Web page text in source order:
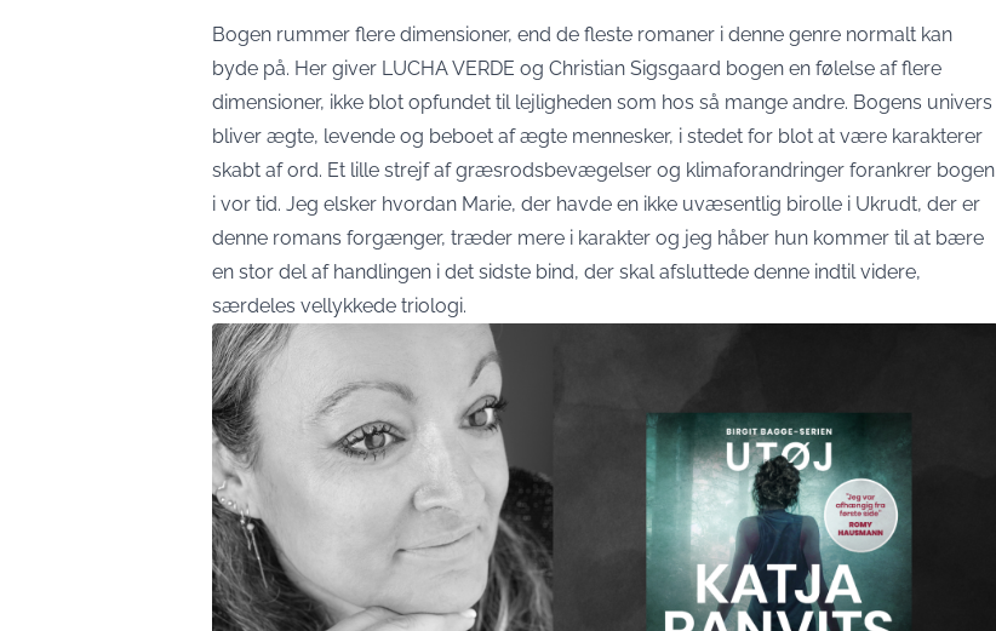
Bogen rummer flere dimensioner, end de fleste romaner i denne genre normalt kan
byde på. Her giver LUCHA VERDE og Christian Sigsgaard bogen en følelse af flere
dimensioner, ikke blot opfundet til lejligheden som hos så mange andre. Bogens univers
bliver ægte, levende og beboet af ægte mennesker, i stedet for blot at være karakterer
skabt af ord. Et lille strejf af græsrodsbevægelser og klimaforandringer forankrer bogen
i vor tid. Jeg elsker hvordan Marie, der havde en ikke uvæsentlig birolle i Ukrudt, der er
denne romans forgænger, træder mere i karakter og jeg håber hun kommer til at bære
en stor del af handlingen i det sidste bind, der skal afsluttede denne indtil videre,
særdeles vellykkede triologi.